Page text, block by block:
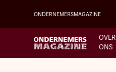
ONDERNEMERSMAGAZINE
OVER
ONS